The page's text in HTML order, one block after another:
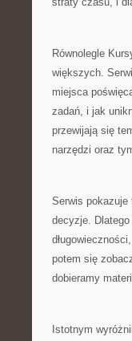
Równolegle
większych.
miejsca
zadań, i jak
przewijają się
narzędzi oraz
Serwis pokazuje
decyzje.
potem się
dobieramy
Istotnym